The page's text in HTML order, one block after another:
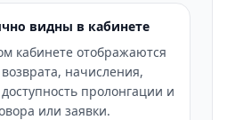
видны в кабинете
кабинете отображаются
возврата, начисления,
пролонгации и
или заявки.